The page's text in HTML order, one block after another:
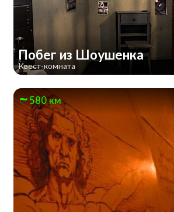
Побег из Шоушенка
Квест-комната
580 км